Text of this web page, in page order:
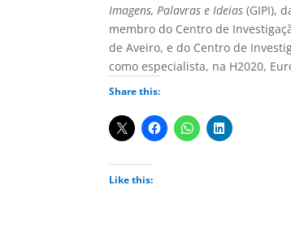
Imagens, Palavras e Ideias (GIPI),
membro do Centro de
de Aveiro, e do Centro de
como especialista, na H2020,
Share this:
Like this: